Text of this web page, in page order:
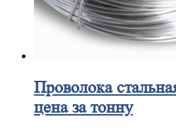
Проволока
цена за тонну